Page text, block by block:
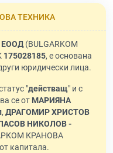
ТЕХНИКА
ЕООД(BULGARKOM
175028185, е основана
юридически лица.
"действащ" и с
се от МАРИЯНА
, ДРАГОМИР ХРИСТОВ
НИКОЛОВ -
КРАНОВА
от капитала.